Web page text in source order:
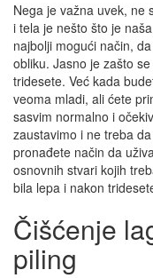
Nega je važna uvek, ne
i tela je nešto što je
najbolji mogući način,
obliku. Jasno je zašto
tridesete. Već kada
veoma mladi, ali ćete
sasvim normalno i
zaustavimo i ne treba
pronađete način da
osnovnih stvari kojih
bila lepa i nakon
Čišćenje
piling